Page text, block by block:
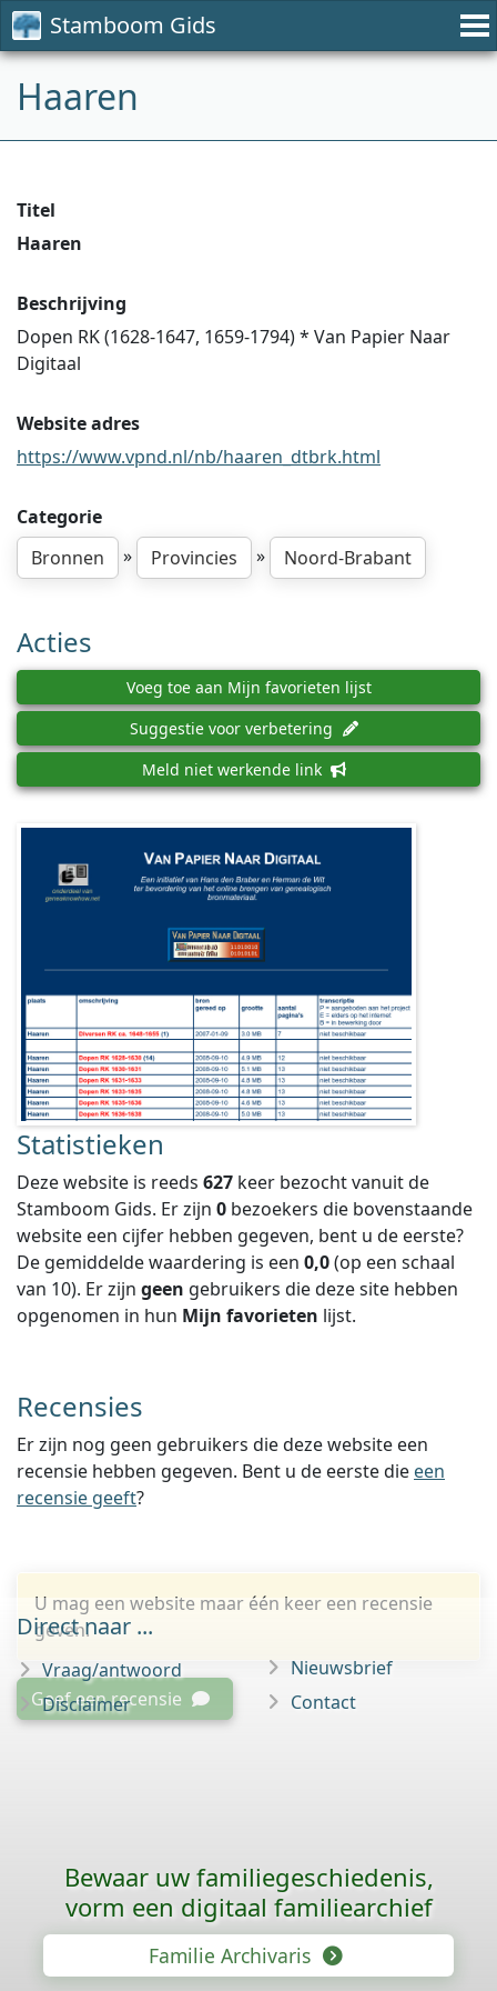
Stamboom Gids
Haaren
Titel
Haaren
Beschrijving
Dopen RK (1628-1647, 1659-1794) * Van Papier Naar
Digitaal
Website adres
https://www.vpnd.nl/nb/haaren_dtbrk.html
Categorie
Bronnen
» Provincies » Noord-Brabant
Acties
Voeg toe aan Mijn favorieten lijst
Suggestie voor verbetering
Meld niet werkende link
Statistieken
Deze website is reeds 627 keer bezocht vanuit de
Stamboom Gids. Er zijn 0 bezoekers die bovenstaande
website een cijfer hebben gegeven, bent u de eerste?
De gemiddelde waardering is een 0,0(op een schaal
van 10). Er zijn geen gebruikers die deze site hebben
opgenomen in hun Mijn favorieten lijst.
Recensies
Er zijn nog geen gebruikers die deze website een
recensie hebben gegeven. Bent u de eerste die een
recensie geeft?
U mag een website maar één keer een recensie
geven.
Geef een recensie
Direct naar ...
Vraag/antwoord
Disclaimer
Nieuwsbrief
Contact
Bewaar uw familie­geschiedenis,
vorm een digitaal familiearchief
Familie Archivaris